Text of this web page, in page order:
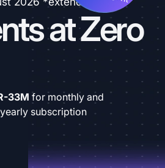
at Zero
33M for monthly and
subscription